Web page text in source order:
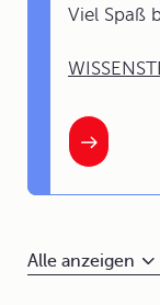
Viel Spaß
Alle anzeigen